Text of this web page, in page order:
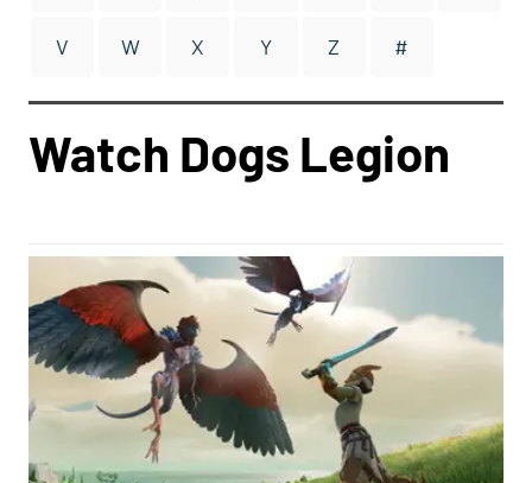
V W X Y Z #
Watch Dogs Legion